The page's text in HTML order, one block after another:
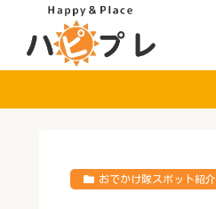
おでかけ隊スポット紹介